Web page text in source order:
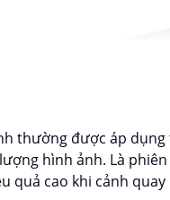
thường được áp
hình ảnh. Là
quả cao khi cảnh quay